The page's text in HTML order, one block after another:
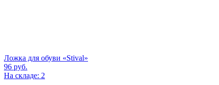
Ложка для обуви «Stival»
96 руб.
На складе: 2